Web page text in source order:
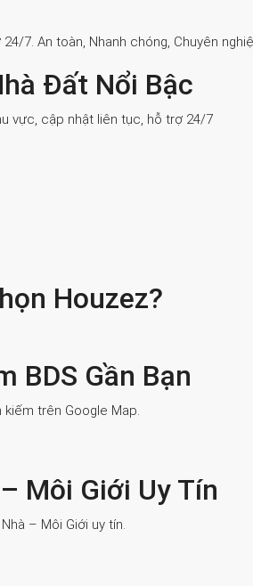
7. An toàn, Nhanh chóng, Chuyên
Đất Nổi Bậc
vực, cập nhật liên tục, hỗ trợ 24/7
Houzez?
BDS Gần Bạn
trên Google Map.
Môi Giới Uy Tín
– Môi Giới uy tín.